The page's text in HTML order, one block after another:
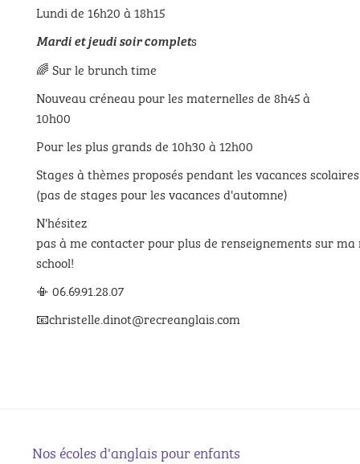
Lundi de 16h20 à 18h15
Mardi et jeudi soir complets
🌈 Sur le brunch time
Nouveau créneau pour les maternelles de 8h45 à
10h00
Pour les plus grands de 10h30 à 12h00
Stages à thèmes proposés pendant les vacances scolaires
(pas de stages pour les vacances d'automne)
N'hésitez
pas à me contacter pour plus de renseignements sur
school!
📳 06.69.91.28.07
📧christelle.dinot@recreanglais.com
Nos écoles d'anglais pour enfants